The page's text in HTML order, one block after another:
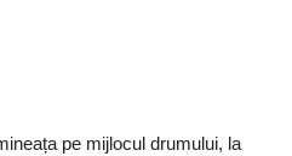
pe mijlocul drumului, la